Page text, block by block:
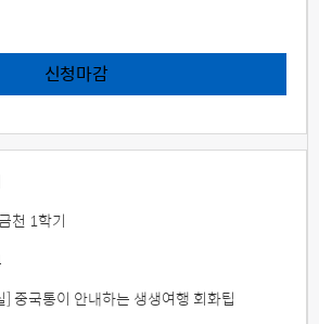
신청마감
천 1학기
] 중국통이 안내하는 생생여행 회화팁